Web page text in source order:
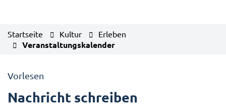
Startseite Kultur Erleben
Veranstaltungskalender
Vorlesen
Nachricht schreiben